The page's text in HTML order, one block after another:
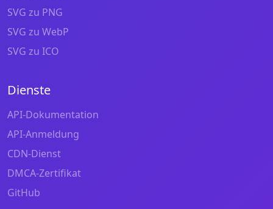
SVG zu PNG
SVG zu WebP
SVG zu ICO
Dienste
API-Dokumentation
API-Anmeldung
CDN-Dienst
DMCA-Zertifikat
GitHub